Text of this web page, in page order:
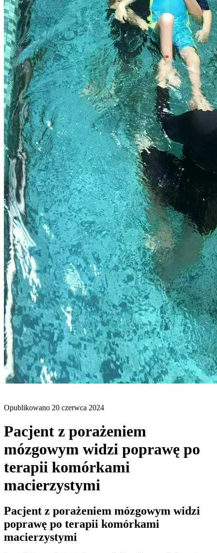
Opublikowano 20 czerwca 2024
Pacjent z porażeniem
mózgowym widzi poprawę po
terapii komórkami
macierzystymi
Pacjent z porażeniem mózgowym widzi
poprawę po terapii komórkami
macierzystymi